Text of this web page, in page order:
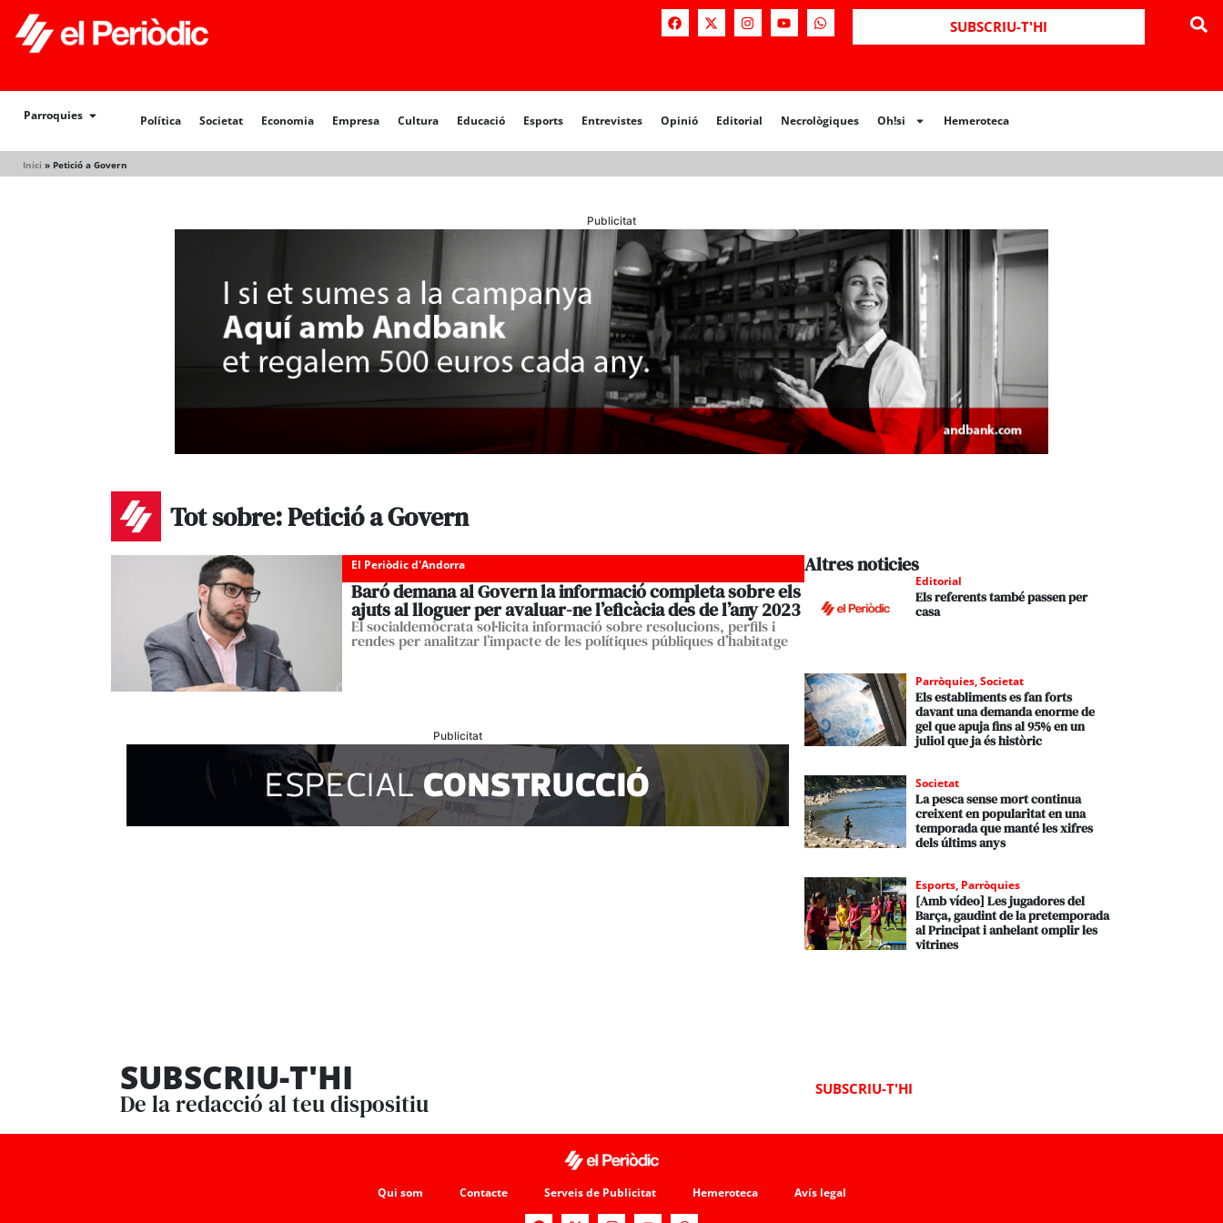
SUBSCRIU-T'HI
Parroquies Política Societat Economia Empresa Cultura Educació Esports Entrevistes Opinió Editorial Necrològiques Oh!si Hemeroteca
Inici » Petició a Govern
Política Societat Opinió Editorial Necrològiques Hemeroteca
Publicitat
Tot sobre: Petició a Govern
El Periòdic d'Andorra
Baró demana al Govern la informació completa sobre els
ajuts al lloguer per avaluar-ne l’eficàcia des de l’any 2023
El socialdemòcrata sol·licita informació sobre resolucions, perfils i
rendes per analitzar l’impacte de les polítiques públiques d’habitatge
Publicitat
Altres noticies
Editorial
Els referents també passen per
casa
Parròquies,Societat
Els establiments es fan forts
davant una demanda enorme de
gel que apuja fins al 95% en un
juliol que ja és històric
Societat
La pesca sense mort continua
creixent en popularitat en una
temporada que manté les xifres
dels últims anys
Esports, Parròquies
[Amb vídeo] Les jugadores del
Barça, gaudint de la pretemporada
al Principat i anhelant omplir les
vitrines
SUBSCRIU-T'HI
De la redacció al teu dispositiu
SUBSCRIU-T'HI
Qui som Contacte Serveis de Publicitat Hemeroteca Avís legal